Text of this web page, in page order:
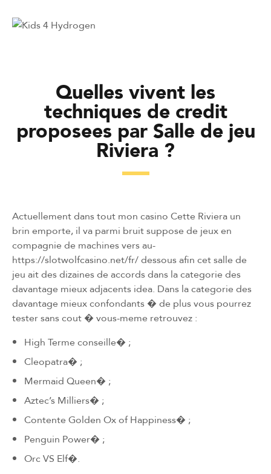
Quelles vivent les
techniques de credit
proposees par Salle de jeu
Riviera ?
Actuellement dans tout mon casino Cette Riviera un
brin emporte, il va parmi bruit suppose de jeux en
compagnie de machines vers au-
https://slotwolfcasino.net/fr/dessous afin cet salle de
jeu ait des dizaines de accords dans la categorie des
davantage mieux adjacents idea. Dans la categorie des
davantage mieux confondants � de plus vous pourrez
tester sans cout � vous-meme retrouvez :
High Terme conseille� ;
Cleopatra� ;
Mermaid Queen� ;
Aztec’s Milliers� ;
Contente Golden Ox of Happiness� ;
Penguin Power� ;
Orc VS Elf�.